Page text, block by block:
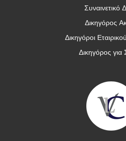
Συναινετικό
Δικηγόρος
Δικηγόροι
Δικηγόρος για